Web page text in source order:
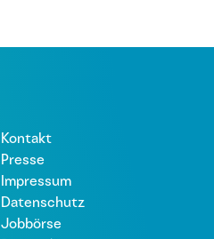
Kontakt
Presse
Impressum
Datenschutz
Jobbörse